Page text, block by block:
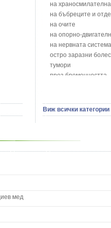
Бобови шушулки -
Божур - Paeonia
Борови връхчета -
Босилек - Ocimum
Брей - Tamus
Брош - Rubia
Бръшлян - Hedera
Бял имел - Viscum
Бял оман - Inula
Бяла върба - Salix
на
на бъбреците и
на очите
на опорно-
на нервната система
остро заразни
тумори
през бременността
сексуални проблеми
на половите органи
Виж всички категории
мед